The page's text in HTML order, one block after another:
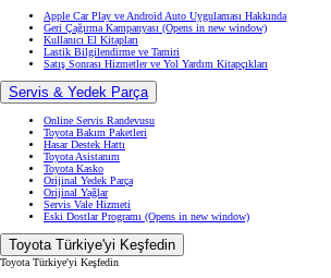
Apple Car Play ve Android Auto Uygulaması Hakkında
Geri Çağırma Kampanyası (Opens in new window)
Kullanıcı El Kitapları
Lastik Bilgilendirme ve Tamiri
Satış Sonrası Hizmetler ve Yol Yardım Kitapçıkları
Servis & Yedek Parça
Online Servis Randevusu
Toyota Bakım Paketleri
Hasar Destek Hattı
Toyota Asistanım
Toyota Kasko
Orijinal Yedek Parça
Orijinal Yağlar
Servis Vale Hizmeti
Eski Dostlar Programı (Opens in new window)
Toyota Türkiye'yi Keşfedin
Toyota Türkiye'yi Keşfedin